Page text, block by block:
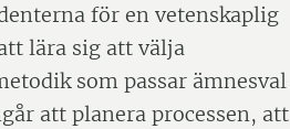
för en vetenskaplig
lära sig att välja
som passar ämnesval
att planera processen, att